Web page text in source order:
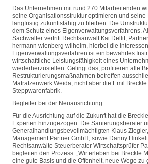
Das Unternehmen mit rund 270 Mitarbeitenden
seine Organisationsstruktur optimieren und
langfristig zukunftsfähig zu bleiben. Die
dem Schutz eines Eigenverwaltungsverfahrens.
Sachwalter vertritt Rechtsanwalt Kai Dellit,
hermann wienberg wilhelm, hierbei die
Eigenverwaltungsverfahren ist ein bewährtes
wirtschaftliche Leistungsfähigkeit eines
wiederherzustellen. Gelingt das, profitieren alle
Restrukturierungsmaßnahmen betreffen
Matratzenwerk Weida, nicht aber die Emil Breckle
Steppwarenfabrik.
Begleiter bei der Neuausrichtung
Für die Ausrichtung auf die Zukunft hat die
Experten hinzugezogen. Die Sanierungsberater
Generalhandlungsbevollmächtigten Klaus
Management Partner GmbH, sowie Danny
Rechtsanwälte Steuerberater Wirtschaftsprüfer
begleiten den Prozess. „Wir erleben bei Breckle
eine gute Basis und die Offenheit, neue Wege zu